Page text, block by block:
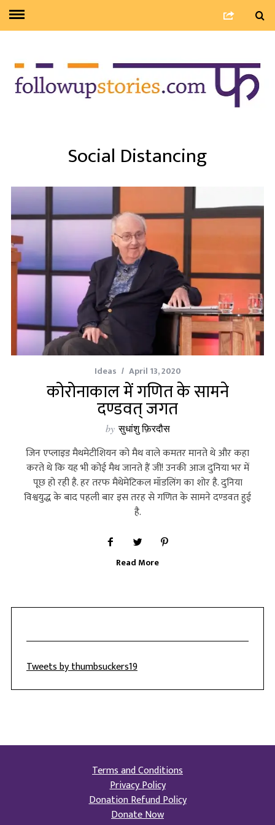
Social Distancing
Ideas April 13, 2020
कोरोनाकाल में गणित के सामने
दण्डवत् जगत
by सुधांशु फ़िरदौस
जिन एप्लाइड मैथमेटीशियन को मैथ वाले कमतर मानते थे और कहा
करते थे कि यह भी कोई मैथ जानते हैं जी! उनकी आज दुनिया भर में
पूछ हो रही है. हर तरफ मैथेमेटिकल मॉडलिंग का शोर है. दुनिया
विश्वयुद्ध के बाद पहली बार इस तरह से गणित के सामने दण्डवत हुई
है.
Read More
Tweets by thumbsuckers19
Terms and Conditions
Privacy Policy
Donation Refund Policy
Donate Now